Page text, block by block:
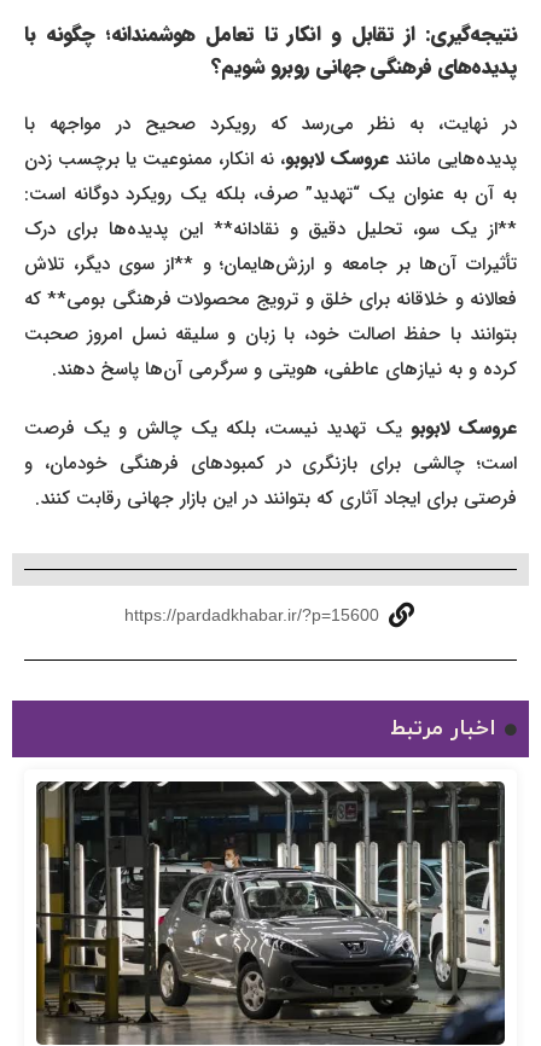
نتیجه‌گیری: از تقابل و انکار تا تعامل هوشمندانه؛ چگونه با
پدیده‌های فرهنگی جهانی روبرو شویم؟
در نهایت، به نظر می‌رسد که رویکرد صحیح در مواجهه با
پدیده‌هایی مانندعروسک لابوبو، نه انکار، ممنوعیت یا برچسب زدن
به آن به عنوان یک “تهدید” صرف، بلکه یک رویکرد دوگانه است:
**از یک سو، تحلیل دقیق و نقادانه** این پدیده‌ها برای درک
تأثیرات آن‌ها بر جامعه و ارزش‌هایمان؛ و **از سوی دیگر، تلاش
فعالانه و خلاقانه برای خلق و ترویج محصولات فرهنگی بومی** که
بتوانند با حفظ اصالت خود، با زبان و سلیقه نسل امروز صحبت
کرده و به نیازهای عاطفی، هویتی و سرگرمی آن‌ها پاسخ دهند.
عروسک لابوبویک تهدید نیست، بلکه یک چالش و یک فرصت
است؛ چالشی برای بازنگری در کمبودهای فرهنگی خودمان، و
فرصتی برای ایجاد آثاری که بتوانند در این بازار جهانی رقابت کنند.
https://pardadkhabar.ir/?p=15600
اخبار مرتبط